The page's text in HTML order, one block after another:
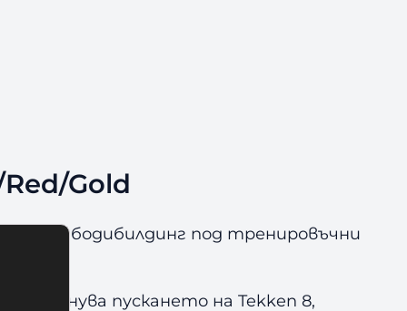
Gold
дори бодибилдинг под тренировъчни
пускането на Tekken 8,